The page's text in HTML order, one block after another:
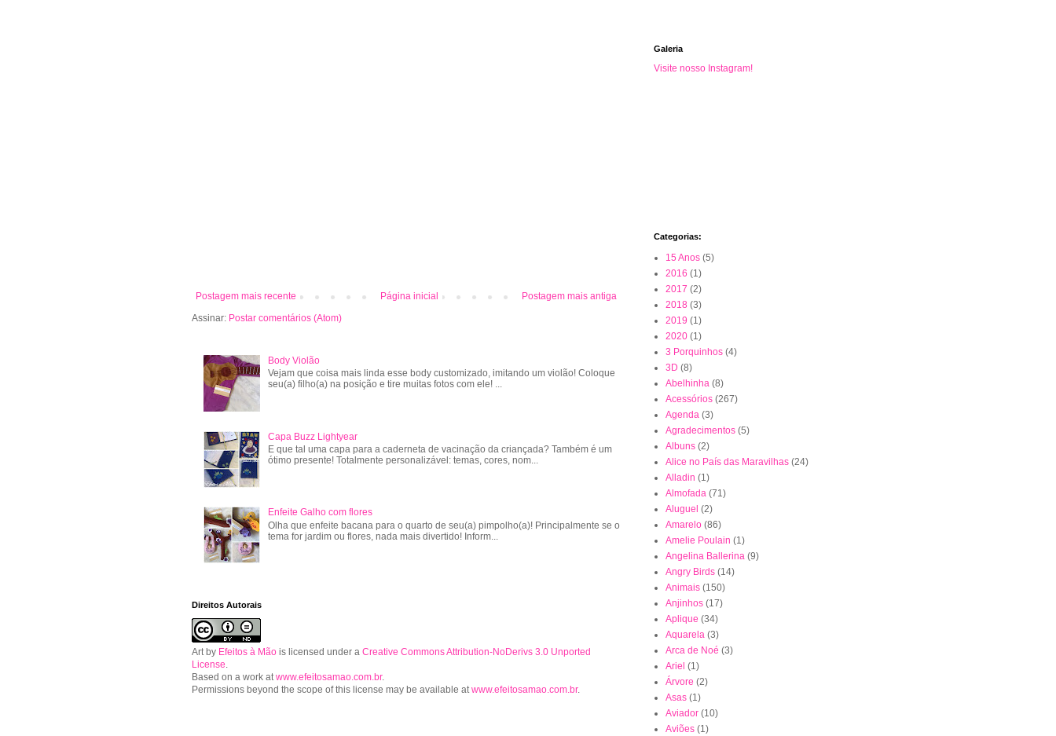
Postagem mais recente Postagem mais antiga
Página inicial
Assinar: Postar comentários (Atom)
Body Violão
Vejam que coisa mais linda esse body customizado, imitando um violão! Coloque
seu(a) filho(a) na posição e tire muitas fotos com ele! ...
Capa Buzz Lightyear
E que tal uma capa para a caderneta de vacinação da criançada? Também é um
ótimo presente! Totalmente personalizável: temas, cores, nom...
Enfeite Galho com flores
Olha que enfeite bacana para o quarto de seu(a) pimpolho(a)! Principalmente se o
tema for jardim ou flores, nada mais divertido! Inform...
Direitos Autorais
Art by Efeitos à Mão is licensed under a Creative Commons Attribution-NoDerivs 3.0 Unported
License
Based on a work at www.efeitosamao.com.br.
Permissions beyond the scope of this license may be available at www.efeitosamao.com.br.
Galeria
Visite nosso Instagram!
Categorias:
15 Anos (5)
2016 (1)
2017 (2)
2018 (3)
2019 (1)
2020 (1)
3 Porquinhos (4)
3D (8)
Abelhinha (8)
Acessórios (267)
Agenda (3)
Agradecimentos (5)
Albuns (2)
Alice no País das Maravilhas (24)
Alladin (1)
Almofada (71)
Aluguel (2)
Amarelo (86)
Amelie Poulain (1)
Angelina Ballerina (9)
Angry Birds (14)
Animais (150)
Anjinhos (17)
Aplique (34)
Aquarela (3)
Arca de Noé (3)
Ariel (1)
Árvore (2)
Asas (1)
Aviador (10)
Aviões (1)